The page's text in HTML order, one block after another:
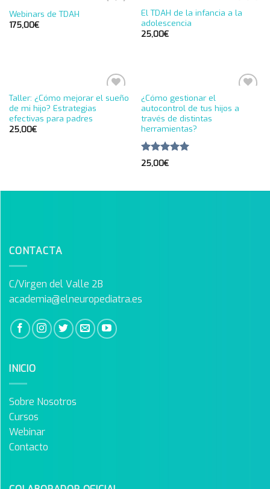
Webinars de TDAH
175,00€
Añadir
El TDAH de la infancia a la
adolescencia
25,00€
Añadir
Taller: ¿Cómo mejorar el sueño
de mi hijo? Estrategias
efectivas para padres
25,00€
a la
¿Cómo gestionar el
autocontrol de tus hijos a
través de distintas
herramientas?
Valorado en
25,00€
CONTACTA
C/Virgen del Valle 2B
academia@elneuropediatra.es
INICIO
Sobre Nosotros
Cursos
Webinar
Contacto